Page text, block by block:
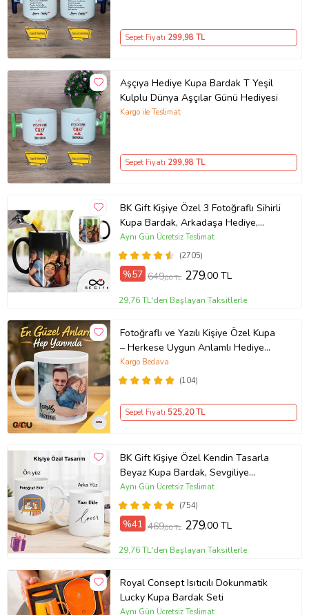
Sepet Fiyatı 299,98 TL
Aşçıya Hediye Kupa Bardak T Yeşil
Kulplu Dünya Aşçılar Günü Hediyesi
Kargo ile Teslimat
Sepet Fiyatı 299,98 TL
BK Gift Kişiye Özel 3 Fotoğraflı Sihirli
Kupa Bardak, Arkadaşa Hediye,
Sevgiliye Hediye
(2705)
Aynı Gün Ücretsiz Teslimat
%57 649,00 TL 279,00 TL
29,76 TL'den Başlayan Taksitlerle
Fotoğraflı ve Yazılı Kişiye Özel Kupa
– Herkese Uygun Anlamlı Hediye
Porselen Baskılı Kupa (Beyaz)
(104)
Kargo Bedava
Sepet Fiyatı 525,20 TL
BK Gift Kişiye Özel Kendin Tasarla
Beyaz Kupa Bardak, Sevgiliye
Hediye, Arkadaşa Hediye, Doğum
Günü Hediyesi(754)
Aynı Gün Ücretsiz Teslimat
%41 469,00 TL 279,00 TL
29,76 TL'den Başlayan Taksitlerle
Royal Consept Isıtıcılı Dokunmatik
Lucky Kupa Bardak Seti
Aynı Gün Ücretsiz Teslimat